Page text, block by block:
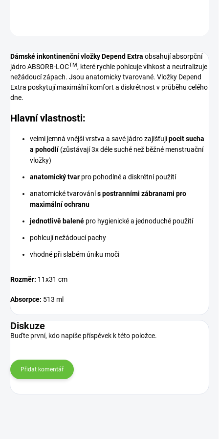
Dámské inkontinenční vložky Depend Extra obsahují absorpční
jádro ABSORB-LOCTM, které rychle pohlcuje vlhkost a neutralizuje
nežádoucí zápach. Jsou anatomicky tvarované. Vložky Depend
Extra poskytují maximální komfort a diskrétnost v průběhu celého
dne.
Hlavní vlastnosti:
velmi jemná vnější vrstva a savé jádro zajišťujípocit sucha
a pohodlí(zůstávají 3x déle suché než běžné menstruační
vložky)
anatomický tvar pro pohodlné a diskrétní použití
anatomické tvarovánís postranními zábranami pro
maximální ochranu
jednotlivě balené pro hygienické a jednoduché použití
pohlcují nežádoucí pachy
vhodné při slabém úniku moči
Rozměr: 11x31 cm
Absorpce: 513 ml
Diskuze
Buďte první, kdo napíše příspěvek k této položce.
Přidat komentář